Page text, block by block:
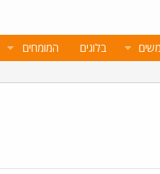
בלוגים המומחים